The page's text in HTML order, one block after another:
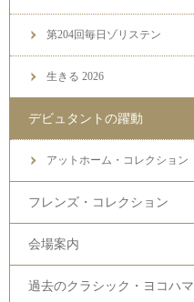
第204回毎日ゾリステン
生きる 2026
デビュタントの躍動
アットホーム・コレクション
フレンズ・コレクション
会場案内
過去のクラシック・ヨコハマ